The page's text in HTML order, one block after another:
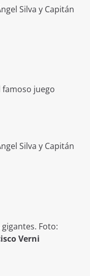
Silva y Capitán
famoso juego
Silva y Capitán
Foto:
Verni